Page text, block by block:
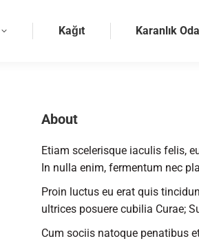
Kağıt Karanlık Oda
About
Etiam scelerisque iaculis felis,
In nulla enim, fermentum nec
Proin luctus eu erat quis
ultrices posuere cubilia Curae;
Cum sociis natoque penatibus